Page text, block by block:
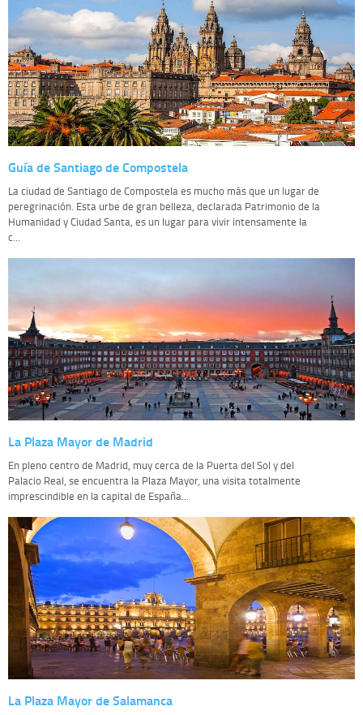
Guía de Santiago de Compostela
La ciudad de Santiago de Compostela es mucho más que un lugar de
peregrinación. Esta urbe de gran belleza, declarada Patrimonio de la
Humanidad y Ciudad Santa, es un lugar para vivir intensamente la
c...
La Plaza Mayor de Madrid
En pleno centro de Madrid, muy cerca de la Puerta del Sol y del
Palacio Real, se encuentra la Plaza Mayor, una visita totalmente
imprescindible en la capital de España...
La Plaza Mayor de Salamanca